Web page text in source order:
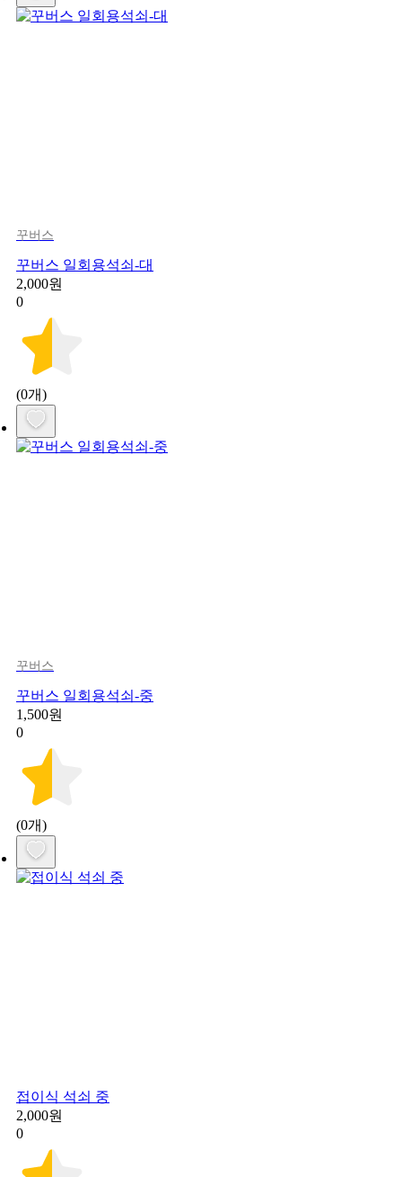
꾸버스
꾸버스 일회용석쇠-대
2,000원
0
(0개)
꾸버스
꾸버스 일회용석쇠-중
1,500원
0
(0개)
접이식 석쇠 중
2,000원
0